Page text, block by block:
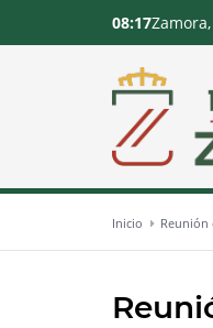
08:17
Inicio Reunión